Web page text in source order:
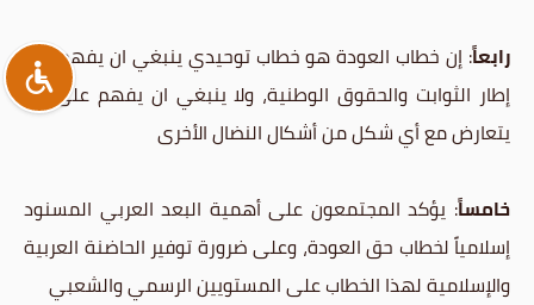
رابعاً: إن خطاب العودة هو خطاب توحيدي ينبغي ان يفهم في
إطار الثوابت والحقوق الوطنية، ولا ينبغي ان يفهم على أنه
يتعارض مع أي شكل من أشكال النضال الأخرى
خامساً: يؤكد المجتمعون على أهمية البعد العربي المسنود
إسلامياً لخطاب حق العودة، وعلى ضرورة توفير الحاضنة العربية
والإسلامية لهذا الخطاب على المستويين الرسمي والشعبي